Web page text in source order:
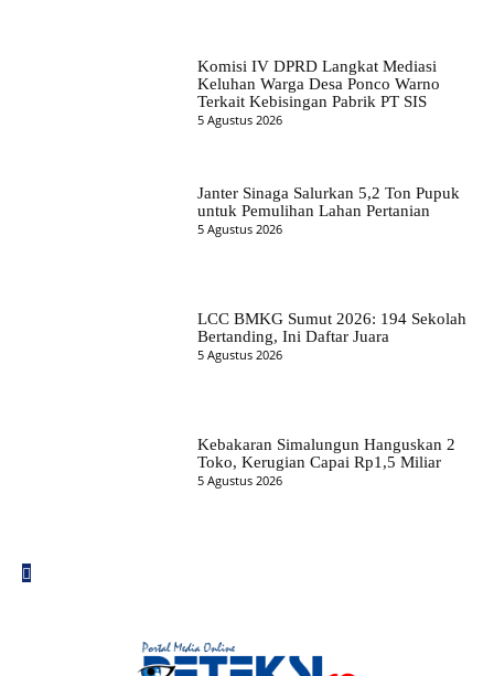
Komisi IV DPRD Langkat Mediasi
Keluhan Warga Desa Ponco Warno
Terkait Kebisingan Pabrik PT SIS
5 Agustus 2026
Janter Sinaga Salurkan 5,2 Ton Pupuk
untuk Pemulihan Lahan Pertanian
5 Agustus 2026
LCC BMKG Sumut 2026: 194 Sekolah
Bertanding, Ini Daftar Juara
5 Agustus 2026
Kebakaran Simalungun Hanguskan 2
Toko, Kerugian Capai Rp1,5 Miliar
5 Agustus 2026